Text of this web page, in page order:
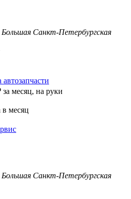
Большая Санкт-Петербургская
за месяц, на руки
месяц
Большая Санкт-Петербургская